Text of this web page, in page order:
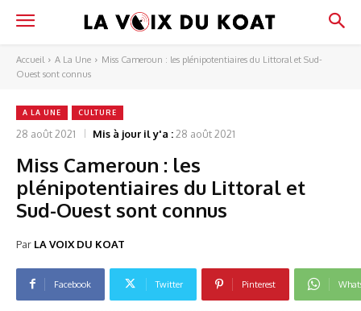
Accueil A La Une
Miss Cameroun : les plénipotentiaires du Littoral et Sud-
Ouest sont connus
A LA UNE CULTURE
28 août 2021 Mis à jour il y'a :28 août 2021
Miss Cameroun : les
plénipotentiaires du Littoral et
Sud-Ouest sont connus
Par LA VOIX DU KOAT
Facebook Twitter Pinterest